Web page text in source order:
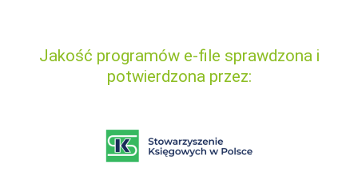
Jakość programów e-file sprawdzona i
potwierdzona przez: